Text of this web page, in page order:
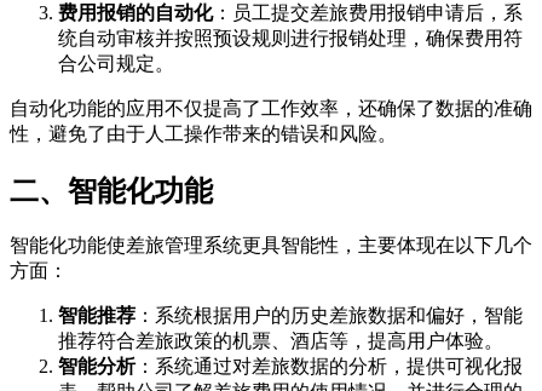
费用报销的自动化：员工提交差旅费用报销申请后，系
统自动审核并按照预设规则进行报销处理，确保费用符
合公司规定。
自动化功能的应用不仅提高了工作效率，还确保了数据的准确
性，避免了由于人工操作带来的错误和风险。
二、智能化功能
智能化功能使差旅管理系统更具智能性，主要体现在以下几个
方面：
智能推荐 ：系统根据用户的历史差旅数据和偏好，智能
推荐符合差旅政策的机票、酒店等，提高用户体验。
智能分析：系统通过对差旅数据的分析，提供可视化报